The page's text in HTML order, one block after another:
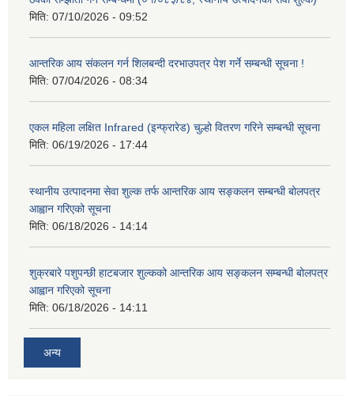
मिति: 07/10/2026 - 09:52
आन्तरिक आय संकलन गर्न शिलबन्दी दरभाउपत्र पेश गर्ने सम्बन्धी सूचना !
मिति: 07/04/2026 - 08:34
एकल महिला लक्षित Infrared (इन्फ्रारेड) चुल्हो वितरण गरिने सम्बन्धी सूचना
मिति: 06/19/2026 - 17:44
स्थानीय उत्पादनमा सेवा शुल्क तर्फ आन्तरिक आय सङ्कलन सम्बन्धी बोलपत्र
आह्वान गरिएको सूचना
मिति: 06/18/2026 - 14:14
शुक्रबारे पशुपन्छी हाटबजार शुल्कको आन्तरिक आय सङ्कलन सम्बन्धी बोलपत्र
आह्वान गरिएको सूचना
मिति: 06/18/2026 - 14:11
अन्य